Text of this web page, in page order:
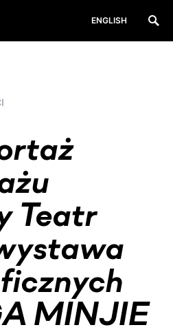
ENGLISH
Teatr
MINJIE